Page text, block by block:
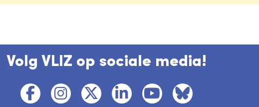
Volg VLIZ op sociale media!